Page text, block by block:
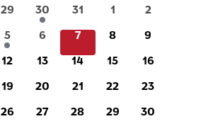
0
29
1
event
30
0
31
01
0
2
1
event
5
0
6
0
7
0
8
0
9
0
12
0
13
0
14
0
15
0
16
0
19
0
20
0
21
0
22
0
23
0
26
0
27
0
28
0
29
0
30